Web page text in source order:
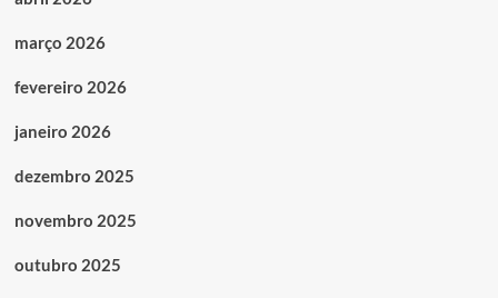
março 2026
fevereiro 2026
janeiro 2026
dezembro 2025
novembro 2025
outubro 2025